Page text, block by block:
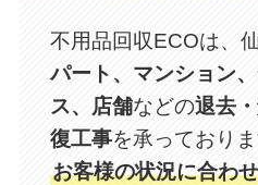
不用品回収ECOは、
パート、マンション
ス、店舗などの退去
復工事を承っておりま
お客様の状況に合わ